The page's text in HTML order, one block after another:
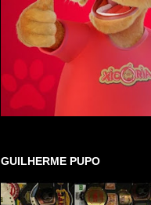
GUILHERME PUPO